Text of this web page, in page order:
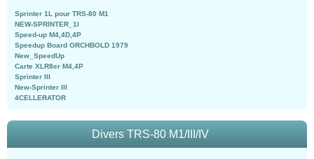
Sprinter 1L pour TRS-80 M1
NEW-SPRINTER_1l
Speed-up M4,4D,4P
Speedup Board ORCHBOLD 1979
New_SpeedUp
Carte XLR8er M4,4P
Sprinter III
New-Sprinter III
4CELLERATOR
Divers TRS-80 M1/III/IV